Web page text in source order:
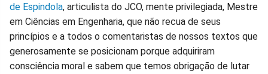
de Espindola, articulista do JCO, mente privilegiada, Mestre
em Ciências em Engenharia, que não recua de seus
princípios e a todos o comentaristas de nossos textos que
generosamente se posicionam porque adquiriram
consciência moral e sabem que temos obrigação de lutar